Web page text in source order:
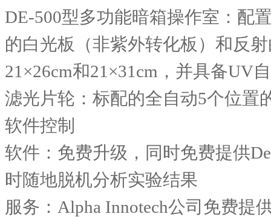
DE-500型多功能暗箱操作室：配
的白光板（非紫外转化板）和反
21×26cm和21×31cm ，并具备UV
滤光片轮：标配的全自动5个位置
软件控制
软件：免费升级，同时免费提供
时随地脱机分析实验结果
服务： Alpha Innotech公司免费提